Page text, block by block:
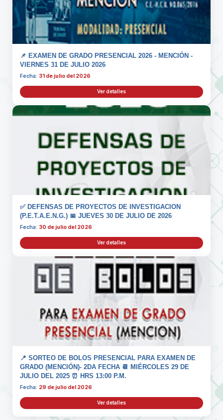
📌 EXAMEN DE GRADO PRESENCIAL 2026 - MENCIÓN -
VIERNES 31 DE JULIO 2026
Fecha: 31 de julio del 2026
Ver detalles
✅ DEFENSAS DE PROYECTOS DE INVESTIGACION
(P.E.T.A.E.N.G.) 📅 JUEVES 30 DE JULIO DE 2026
Fecha: 30 de julio del 2026
Ver detalles
📍 SORTEO DE BOLOS PRESENCIAL PARA EXAMEN DE
GRADO (MENCIÓN)- 2DA FECHA 📆 MIÉRCOLES 29 DE
JULIO DEL 2025 ⏰ HRS 13:00 P.M.
Fecha: 29 de julio del 2026
Ver detalles